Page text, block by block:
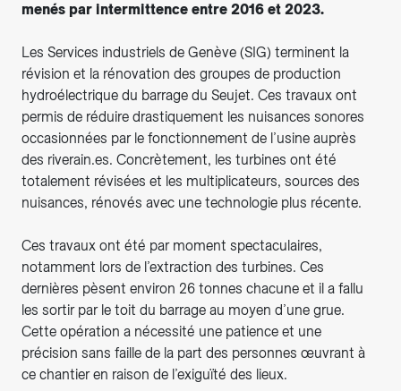
menés par intermittence entre 2016 et 2023.
Les Services industriels de Genève (SIG) terminent la
révision et la rénovation des groupes de production
hydroélectrique du barrage du Seujet. Ces travaux ont
permis de réduire drastiquement les nuisances sonores
occasionnées par le fonctionnement de l’usine auprès
des riverain.es. Concrètement, les turbines ont été
totalement révisées et les multiplicateurs, sources des
nuisances, rénovés avec une technologie plus récente.
Ces travaux ont été par moment spectaculaires,
notamment lors de l’extraction des turbines. Ces
dernières pèsent environ 26 tonnes chacune et il a fallu
les sortir par le toit du barrage au moyen d’une grue.
Cette opération a nécessité une patience et une
précision sans faille de la part des personnes œuvrant à
ce chantier en raison de l’exiguïté des lieux.